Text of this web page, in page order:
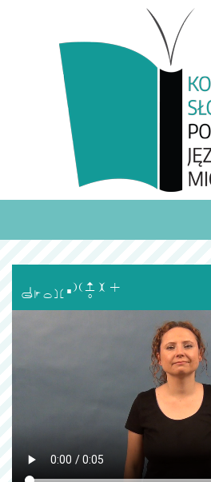
